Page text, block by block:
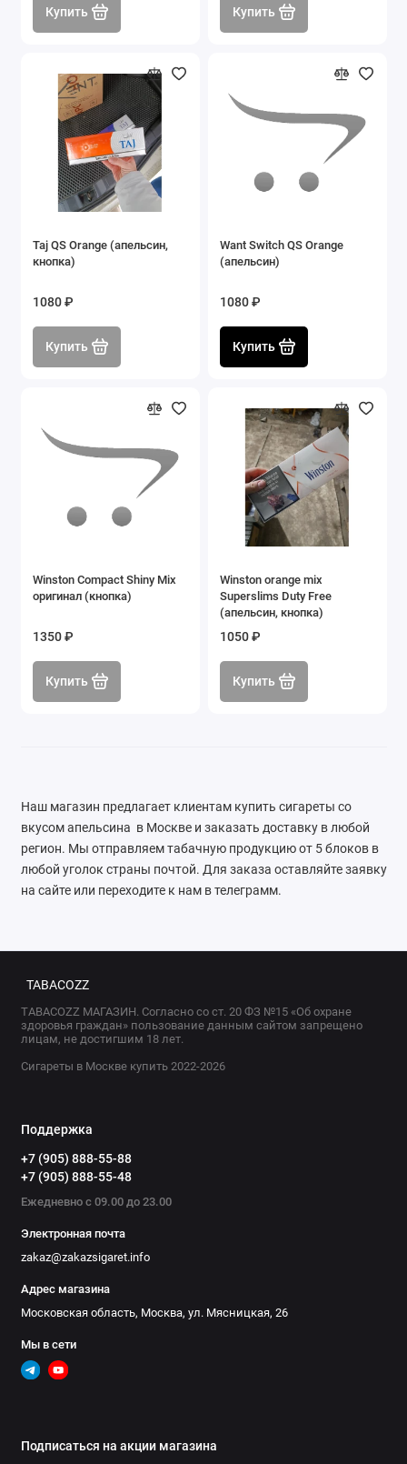
Купить Купить
Taj QS Orange (апельсин,
кнопка)
1080 ₽
Купить
Want Switch QS Orange
(апельсин)
1080 ₽
Купить
Winston Compact Shiny Mix
оригинал (кнопка)
1350 ₽
Купить
Winston orange mix
Superslims Duty Free
(апельсин, кнопка)
1050 ₽
Купить
Наш магазин предлагает клиентам купить сигареты со
вкусом апельсина в Москве и заказать доставку в любой
регион. Мы отправляем табачную продукцию от 5 блоков в
любой уголок страны почтой. Для заказа оставляйте заявку
на сайте или переходите к нам в телеграмм.
TABACOZZ
TABACOZZ МАГАЗИН. Согласно со ст. 20 ФЗ №15 «Об охране
здоровья граждан» пользование данным сайтом запрещено
лицам, не достигшим 18 лет.
Сигареты в Москве купить 2022-2026
Поддержка
+7 (905) 888-55-88
+7 (905) 888-55-48
Ежедневно с 09.00 до 23.00
Электронная почта
zakaz@zakazsigaret.info
Адрес магазина
Московская область, Москва, ул. Мясницкая, 26
Мы в сети
Подписаться на акции магазина